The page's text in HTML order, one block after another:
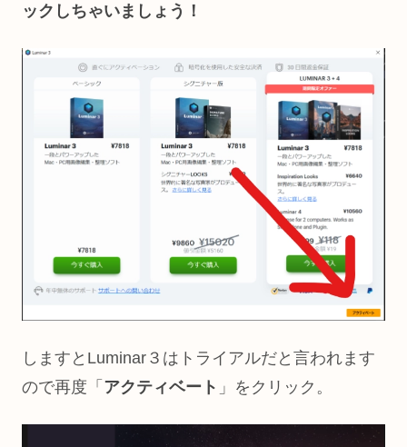
ックしちゃいましょう！
しますとLuminar３はトライアルだと言われます
ので再度「 アクティベート 」をクリック。